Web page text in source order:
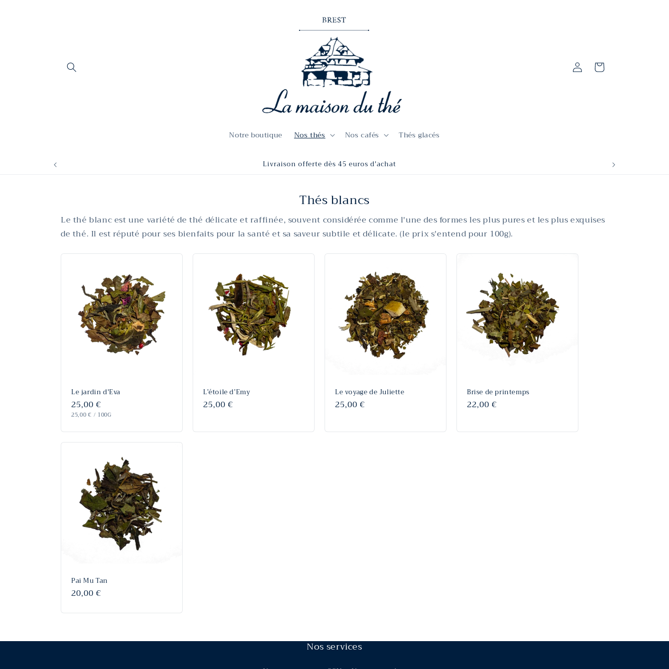
Notre boutique Nos thés Nos cafés Thés glacés
ConnexionPanier
Livraison offerte dès 45 euros d'achat
Thés blancs
Le thé blanc est une variété de thé délicate et raffinée, souvent considérée comme l'une des formes les plus pures et les plus exquises
de thé. Il est réputé pour ses bienfaits pour la santé et sa saveur subtile et délicate. (le prix s'entend pour 100g).
Le jardin d'Eva
Prix
habituel
25,00 €
PRIX
UNITAIRE
25,00 € / PAR
100G
L’étoile d’Emy
Prix
25,00 €
Le voyage de Juliette
Prix
25,00 €
Brise de printemps
Prix
22,00 €
Pai Mu Tan
Prix
20,00 €
Nos services